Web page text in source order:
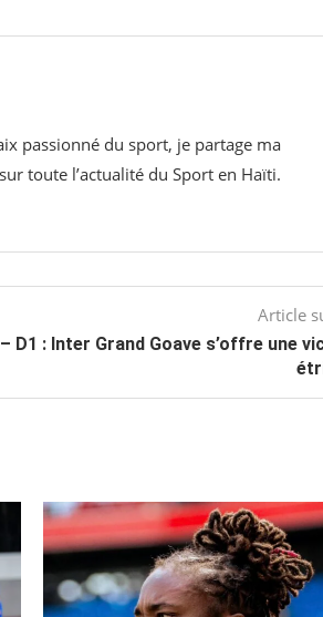
passionné du sport, je partage ma
toute l’actualité du Sport en Haïti.
Article
D1 : Inter Grand Goave s’offre une